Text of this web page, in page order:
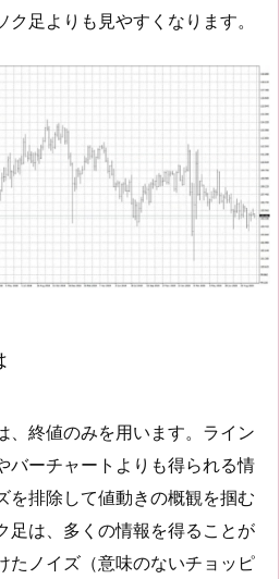
足よりも見やすくなります。
、終値のみを用います。ライン
バーチャートよりも得られる情
を排除して値動きの概観を掴む
足は、多くの情報を得ることが
たノイズ（意味のないチョッピ